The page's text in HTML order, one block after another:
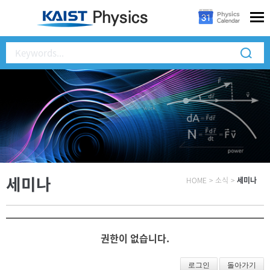
세미나 HOME > 소식 > 세미나
권한이 없습니다.
로그인 돌아가기